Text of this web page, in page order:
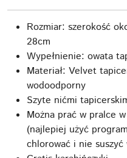
Rozmiar: szerokość
28cm
Wypełnienie: owata
Materiał: Velvet
wodoodporny
Szyte nićmi
Można prać w pralce
(najlepiej użyć
chlorować i nie suszyć